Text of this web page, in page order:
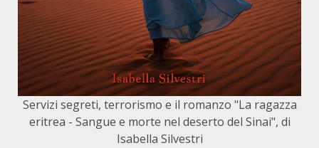
Servizi segreti, terrorismo e il romanzo "La ragazza
eritrea - Sangue e morte nel deserto del Sinai", di
Isabella Silvestri